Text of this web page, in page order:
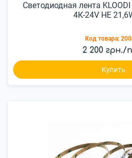
Светодиодная лента
4К-24V HE
Код товара:
2 200 грн./
Купить